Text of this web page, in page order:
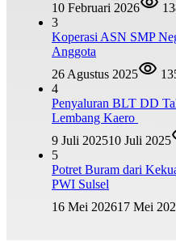
10 Februari 2026
3
Koperasi ASN SMP
Anggota
26 Agustus 2025
4
Penyaluran BLT DD
Lembang Kaero
9 Juli 202510 Juli 2025
5
Potret Buram dari
PWI Sulsel
16 Mei 202617 Mei